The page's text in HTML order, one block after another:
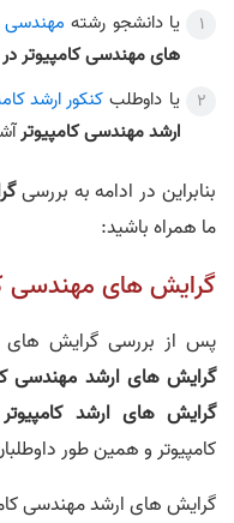
یا دانشجو رشته مهندسی
های مهندسی کامپیوتر
یا داوطلبکنکور ارشد
ارشد مهندسی کامپیوتر
بنابراین در ادامه به بررسی
ما همراه باشید:
گرایش های مهندسی
پس از بررسی گرایش های
گرایش های ارشد مهندسی
گرایش های ارشد کامپیوتر
کامپیوتر و همین طور
گرایش های ارشد مهندسی